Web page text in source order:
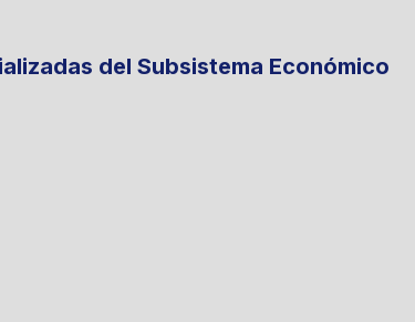
del Subsistema Económico